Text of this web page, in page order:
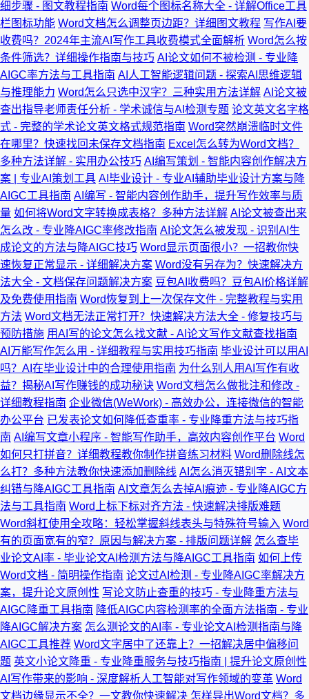
细步骤 - 图文教程指南 Word每个图标名称大全 - 详解Office工具
栏图标功能 Word文档怎么调整页边距？详细图文教程 写作AI要
收费吗？2024年主流AI写作工具收费模式全面解析 Word怎么按
条件筛选？详细操作指南与技巧 AI论文如何不被检测 - 专业降
AIGC率方法与工具指南 AI人工智能逻辑问题 - 探索AI思维逻辑
与推理能力 Word怎么只选中汉字？三种实用方法详解 AI论文被
查出指导老师责任分析 - 学术诚信与AI检测专题 论文英文名字格
式 - 完整的学术论文英文格式规范指南 Word突然崩溃临时文件
在哪里？快速找回未保存文档指南 Excel怎么转为Word文档？
多种方法详解 - 实用办公技巧 AI编写策划 - 智能内容创作解决方
案 | 专业AI策划工具 AI毕业设计 - 专业AI辅助毕业设计方案与降
AIGC工具指南 AI编写 - 智能内容创作助手，提升写作效率与质
量 如何将Word文字转换成表格？多种方法详解 AI论文被查出来
怎么改 - 专业降AIGC率修改指南 AI论文怎么被发现 - 识别AI生
成论文的方法与降AIGC技巧 Word显示页面很小？一招教你快
速恢复正常显示 - 详细解决方案 Word没有另存为？快速解决方
法大全 - 文档保存问题解决方案 豆包AI收费吗？豆包AI价格详解
及免费使用指南 Word恢复到上一次保存文件 - 完整教程与实用
方法 Word文档无法正常打开？快速解决方法大全 - 修复技巧与
预防措施 用AI写的论文怎么找文献 - AI论文写作文献查找指南
AI万能写作怎么用 - 详细教程与实用技巧指南 毕业设计可以用AI
吗？AI在毕业设计中的合理使用指南 为什么别人用AI写作有收
益？揭秘AI写作赚钱的成功秘诀 Word文档怎么做批注和修改 -
详细教程指南 企业微信(WeWork) - 高效办公，连接微信的智能
办公平台 已发表论文如何降低查重率 - 专业降重方法与技巧指
南 AI编写文章小程序 - 智能写作助手，高效内容创作平台 Word
如何只打拼音？详细教程教你制作拼音练习材料 Word删除线怎
么打？多种方法教你快速添加删除线 AI怎么消灭错别字 - AI文本
纠错与降AIGC工具指南 AI文章怎么去掉AI痕迹 - 专业降AIGC方
法与工具指南 Word上标下标对齐方法 - 快速解决排版难题
Word斜杠使用全攻略：轻松掌握斜线表头与特殊符号输入 Word
有的页面宽有的窄？原因与解决方案 - 排版问题详解 怎么查毕
业论文AI率 - 毕业论文AI检测方法与降AIGC工具指南 如何上传
Word文档 - 简明操作指南 论文过AI检测 - 专业降AIGC率解决方
案，提升论文原创性 写论文防止查重的技巧 - 专业降重方法与
AIGC降重工具指南 降低AIGC内容检测率的全面方法指南 - 专业
降AIGC解决方案 怎么测论文的AI率 - 专业论文AI检测指南与降
AIGC工具推荐 Word文字居中了还靠上？一招解决居中偏移问
题 英文小论文降重 - 专业降重服务与技巧指南 | 提升论文原创性
AI写作带来的影响 - 深度解析人工智能对写作领域的变革 Word
文档边缘显示不全？一文教你快速解决 怎样导出Word文档？多